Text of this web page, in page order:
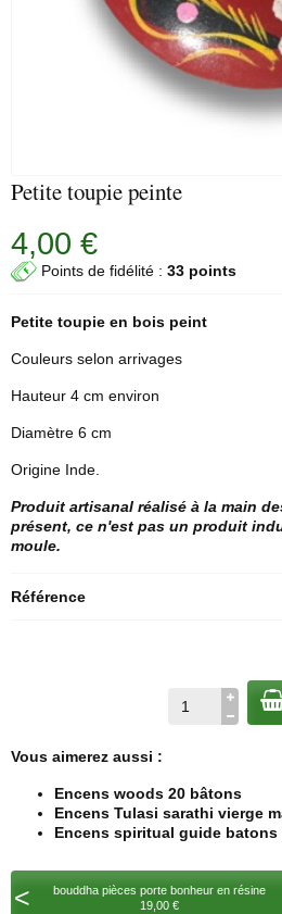
Petite toupie peinte
4,00 €
Points de fidélité : 33 points
Petite toupie en bois peint
Couleurs selon arrivages
Hauteur 4 cm environ
Diamètre 6 cm
Origine Inde.
Produit artisanal réalisé à la main
présent, ce n'est pas un produit
moule.
Référence
Vous aimerez aussi :
Encens woods 20 bâtons
Encens Tulasi sarathi vierge
Encens spiritual guide batons
<
bouddha pièces porte bonheur en résine
19,00 €